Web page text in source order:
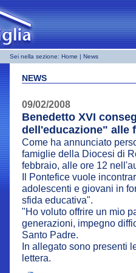
Sei nella sezione: Home | News
NEWS
09/02/2008
Benedetto XVI
dell'educazione" alle
Come ha annunciato
famiglie della Diocesi di
febbraio, alle ore 12
Il Pontefice vuole
adolescenti e giovani in
sfida educativa".
"Ho voluto offrire un mio
generazioni, impegno
Santo Padre.
In allegato sono presenti
lettera.